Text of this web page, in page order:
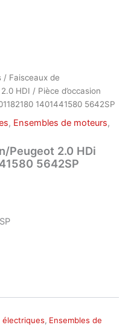
/ Faisceaux de
2.0 HDI / Pièce d’occasion
1401441580 5642SP
, Ensembles de moteurs,
Peugeot 2.0 HDi
5642SP
électriques, Ensembles de